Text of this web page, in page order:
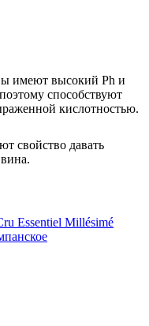
имеют высокий Ph и
способствуют
кислотностью.
свойство давать
Essentiel Millésimé